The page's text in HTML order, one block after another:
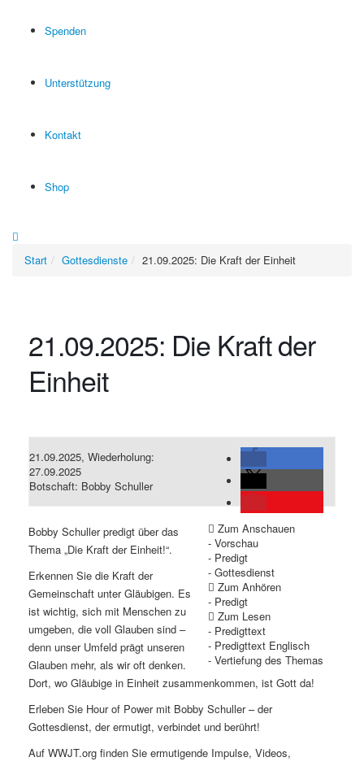
Spenden
Unterstützung
Kontakt
Shop
Start Gottesdienste 21.09.2025: Die Kraft der Einheit
21.09.2025: Die Kraft der
Einheit
Zum Anschauen
- Vorschau
- Predigt
- Gottesdienst
Zum Anhören
- Predigt
Zum Lesen
- Predigttext
- Predigttext Englisch
- Vertiefung des Themas
21.09.2025, Wiederholung:
27.09.2025
Botschaft: Bobby Schuller
Bobby Schuller predigt über das
Thema „Die Kraft der Einheit!“.
Erkennen Sie die Kraft der
Gemeinschaft unter Gläubigen. Es
ist wichtig, sich mit Menschen zu
umgeben, die voll Glauben sind –
denn unser Umfeld prägt unseren
Glauben mehr, als wir oft denken.
Dort, wo Gläubige in Einheit zusammenkommen, ist Gott da!
Erleben Sie Hour of Power mit Bobby Schuller – der
Gottesdienst, der ermutigt, verbindet und berührt!
Auf WWJT.org finden Sie ermutigende Impulse, Videos,